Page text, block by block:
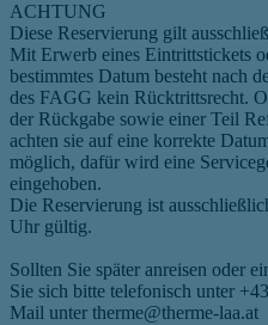
ACHTUNG
Diese Reservierung gilt
Mit Erwerb eines Eintrittstickets
bestimmtes Datum besteht nach
des FAGG kein Rücktrittsrecht.
der Rückgabe sowie einer Teil
achten sie auf eine korrekte
möglich, dafür wird eine
eingehoben.
Die Reservierung ist
Uhr gültig.
Sollten Sie später anreisen oder
Sie sich bitte telefonisch unter
Mail unter therme@therme-laa.at